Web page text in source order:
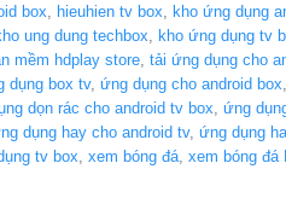
box hieuhien tv box kho ứng dụng
ung dung techbox kho ứng dụng tv
mềm hdplay store tải ứng dụng cho
dụng box tv, ứng dụng cho android box
dọn rác cho android tv box ứng
dụng hay cho android tv, ứng dụng
tv box xem bóng đá xem bóng đá